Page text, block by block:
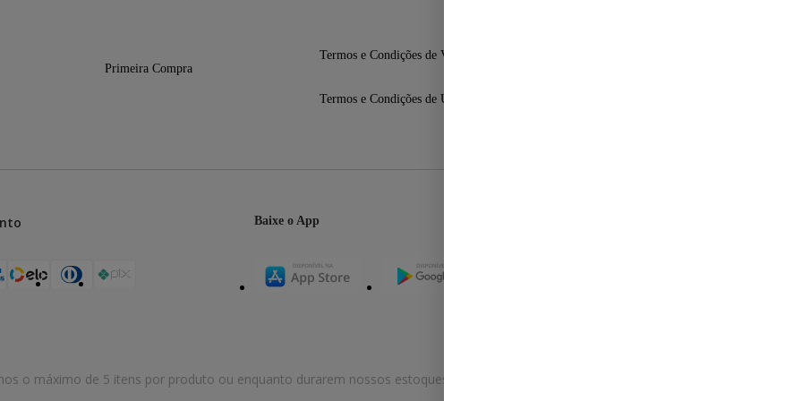
Primeira Compra
Termos e Condições de Venda
Termos e Condições de Uso
Baixe o App
o máximo de 5 itens por produto ou enquanto durarem nossos estoques.